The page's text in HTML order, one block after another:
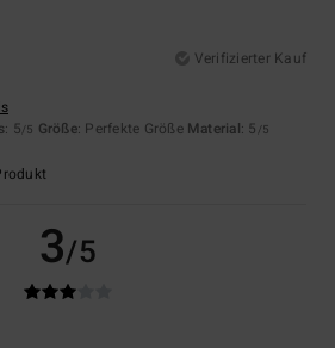
Verifizierter Kauf
: 5/5 Größe: Perfekte Größe Material: 5 /5
3/5